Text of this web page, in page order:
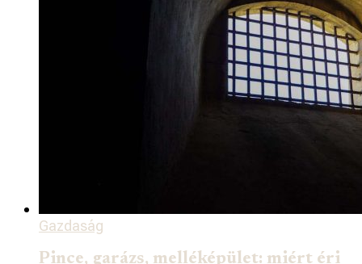
Gazdaság
Pince, garázs, melléképület: miért éri